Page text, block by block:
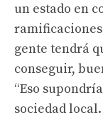
un estado en
gente tendrá
conseguir,
“Eso
sociedad